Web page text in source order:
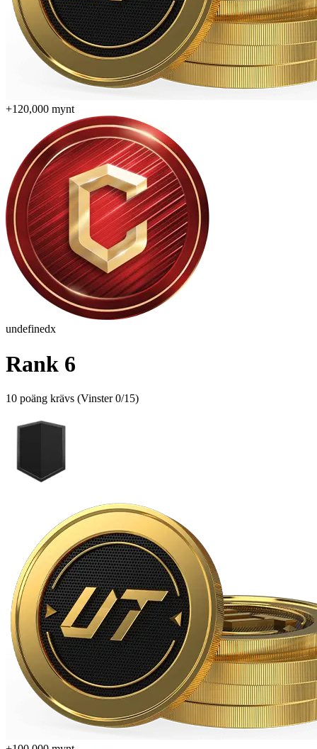
+120,000 mynt
undefinedx
Rank 6
10 poäng krävs (Vinster 0/15)